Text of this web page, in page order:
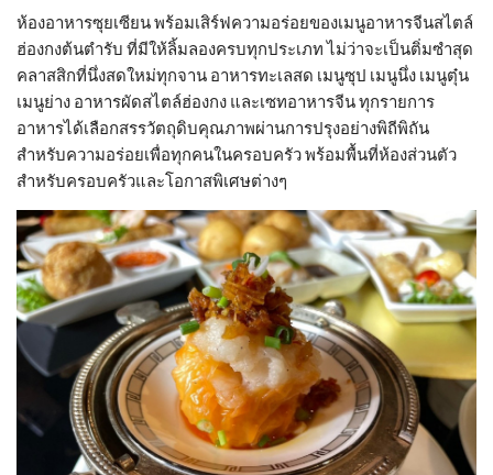
ห้องอาหารซุยเซียน พร้อมเสิร์ฟความอร่อยของเมนูอาหารจีนสไตล์
ฮ่องกงต้นตำรับ ที่มีให้ลิ้มลองครบทุกประเภท ไม่ว่าจะเป็นติ่มซำสุด
คลาสสิกที่นึ่งสดใหม่ทุกจาน อาหารทะเลสด เมนูซุป เมนูนึ่ง เมนูตุ๋น
เมนูย่าง อาหารผัดสไตล์ฮ่องกง และเซทอาหารจีน ทุกรายการ
อาหารได้เลือกสรรวัตถุดิบคุณภาพผ่านการปรุงอย่างพิถีพิถัน
สำหรับความอร่อยเพื่อทุกคนในครอบครัว พร้อมพื้นที่ห้องส่วนตัว
สำหรับครอบครัวและโอกาสพิเศษต่างๆ